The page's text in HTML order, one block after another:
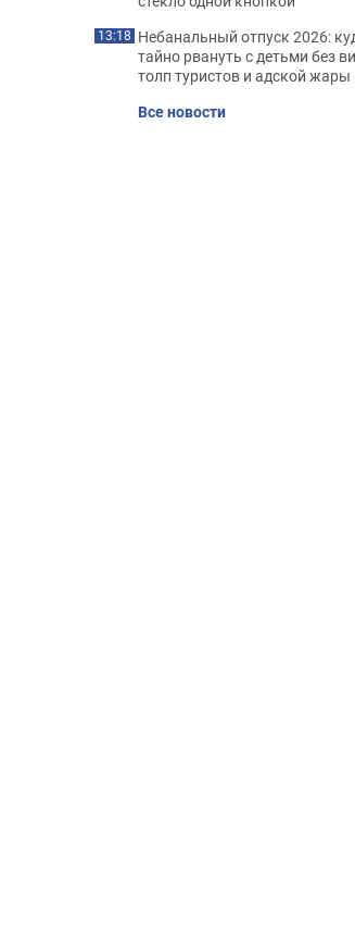
13:18 Небанальный отпуск 2026:
тайно рвануть с детьми без
толп туристов и адской жары
Все новости